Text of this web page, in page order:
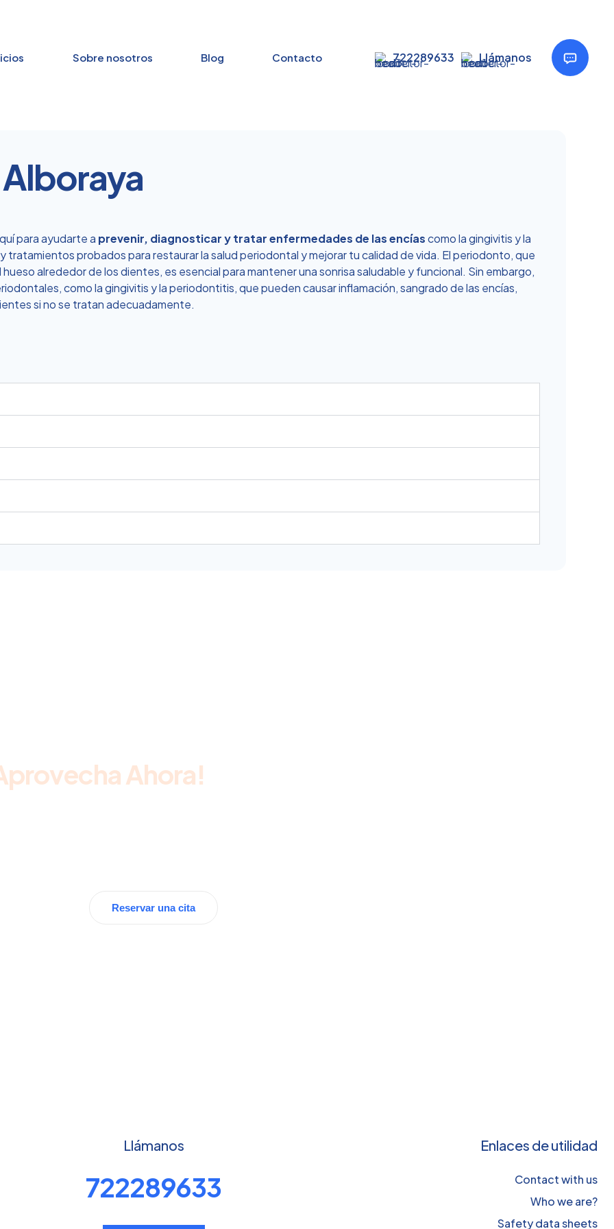
Sobre nosotros Blog Contacto 722289633 Llámanos
para ayudarte a prevenir, diagnosticar y tratar enfermedades de las encíascomo la gingivitis y la
probados para restaurar la salud periodontal y mejorar tu calidad de vida. El periodonto, que
alrededor de los dientes, es esencial para mantener una sonrisa saludable y funcional. Sin embargo,
como la gingivitis y la periodontitis, que pueden causar inflamación, sangrado de las encías,
si no se tratan adecuadamente.
Ahora!
Reservar una cita
Llámanos
722289633
Enlaces de utilidad
Contact with us
Who we are?
Safety data sheets